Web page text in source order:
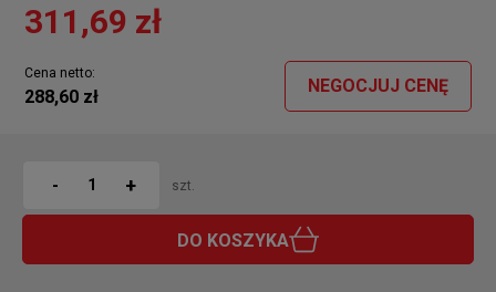
311,69 zł
Cena netto:
288,60 zł
NEGOCJUJ CENĘ
- + szt.
DO KOSZYKA